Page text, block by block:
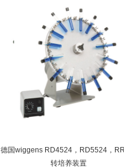
德国wiggens RD4524，RD5524，
转培养装置